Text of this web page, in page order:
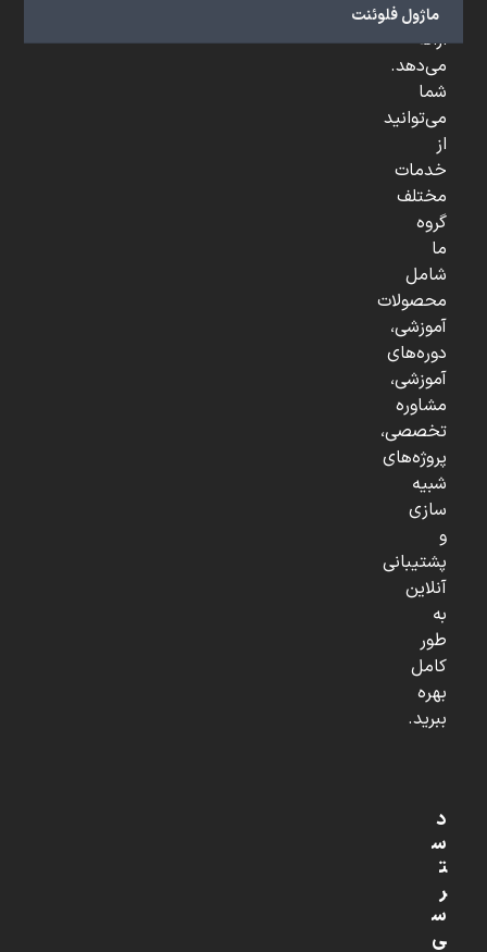
ماژول فلوئنت
...
ارائه
می‌دهد.
شما
می‌توانید
از
خدمات
مختلف
گروه
ما
شامل
محصولات
آموزشی،
دوره‌های
آموزشی،
مشاوره
تخصصی،
پروژه‌های
شبیه
سازی
و
پشتیبانی
آنلاین
به
طور
کامل
بهره
ببرید.
د
س
ت
ر
س
ی